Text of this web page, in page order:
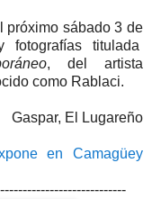
próximo sábado 3 de
titulada
, del artista
como Rablaci.
Gaspar, El Lugareño
en Camagüey